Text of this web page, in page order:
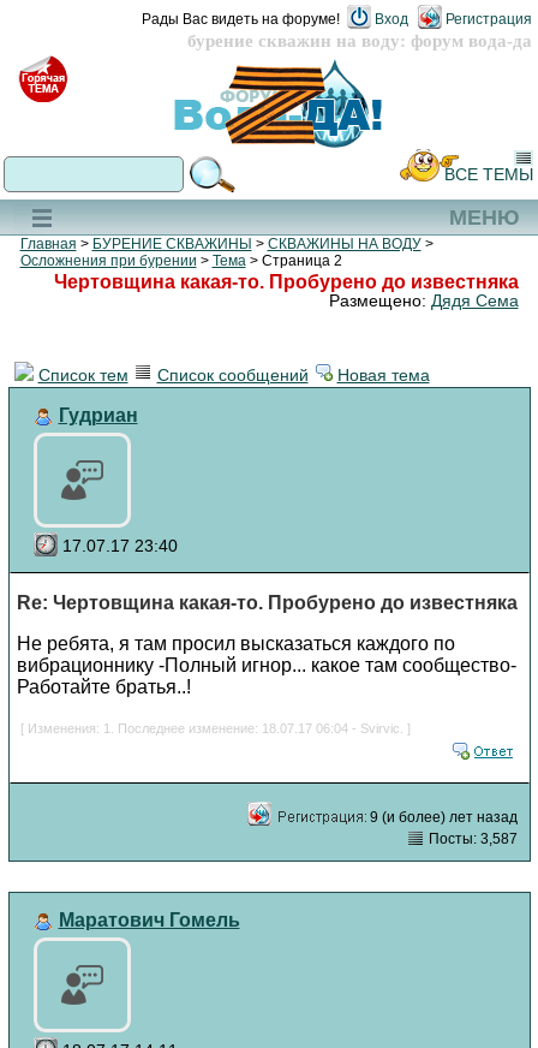
бурение скважин на воду: форум вода-да
Рады Вас видеть на форуме! Вход Регистрация
МЕНЮ
ВСЕ ТЕМЫ
Главная > БУРЕНИЕ СКВАЖИНЫ > СКВАЖИНЫ НА ВОДУ>
Осложнения при бурении > Тема> Страница 2
Чертовщина какая-то. Пробурено до известняка
Размещено: Дядя Сема
Список тем Список сообщений Новая тема
Гудриан
17.07.17 23:40
Re: Чертовщина какая-то. Пробурено до известняка
Не ребята, я там просил высказаться каждого по
вибрационнику -Полный игнор... какое там сообщество-
Работайте братья..!
[ Изменения: 1. Последнее изменение: 18.07.17 06:04 - Svirvic. ]
9 (и более) лет назад
Посты: 3,587
Маратович Гомель